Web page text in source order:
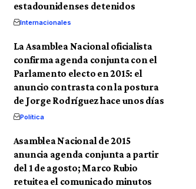
estadounidenses detenidos
Internacionales
La Asamblea Nacional oficialista
confirma agenda conjunta con el
Parlamento electo en 2015: el
anuncio contrasta con la postura
de Jorge Rodríguez hace unos días
Política
Asamblea Nacional de 2015
anuncia agenda conjunta a partir
del 1 de agosto; Marco Rubio
retuitea el comunicado minutos